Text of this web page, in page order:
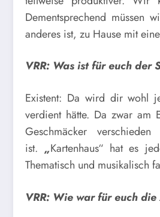
Dementsprechend
anderes ist, zu Hause mit
VRR: Was ist für euch der
Existent: Da wird dir wohl
verdient hätte. Da zwar am
Geschmäcker
ist. „Kartenhaus“ hat es
Thematisch und musikalisch
VRR: Wie war für euch